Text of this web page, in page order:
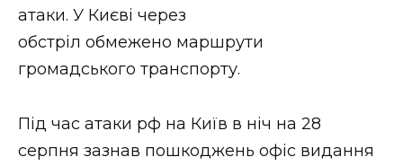
атаки. У Києві через
обстріл обмежено маршрути
громадського транспорту.
Під час атаки рф на Київ в ніч на 28
серпня зазнав пошкоджень офіс видання